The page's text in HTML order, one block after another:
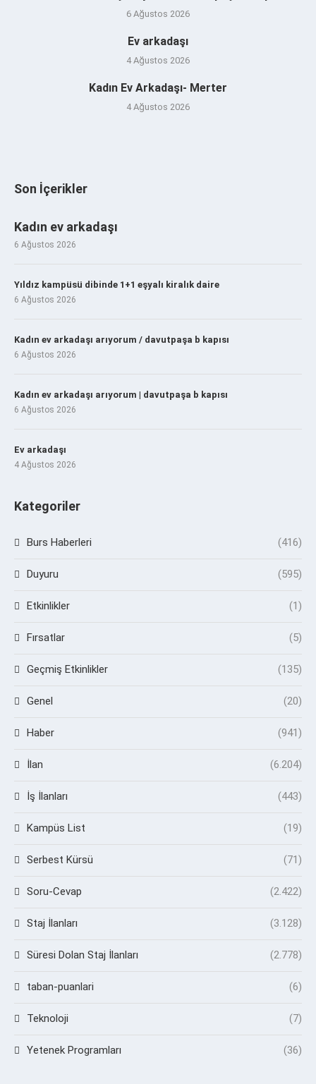
6 Ağustos 2026
Ev arkadaşı
4 Ağustos 2026
Kadın Ev Arkadaşı- Merter
4 Ağustos 2026
Son İçerikler
Kadın ev arkadaşı
6 Ağustos 2026
Yıldız kampüsü dibinde 1+1 eşyalı kiralık daire
6 Ağustos 2026
Kadın ev arkadaşı arıyorum / davutpaşa b kapısı
6 Ağustos 2026
Kadın ev arkadaşı arıyorum | davutpaşa b kapısı
6 Ağustos 2026
Ev arkadaşı
4 Ağustos 2026
Kategoriler
Burs Haberleri (416)
Duyuru (595)
Etkinlikler (1)
Fırsatlar (5)
Geçmiş Etkinlikler (135)
Genel (20)
Haber (941)
İlan (6.204)
İş İlanları (443)
Kampüs List (19)
Serbest Kürsü (71)
Soru-Cevap (2.422)
Staj İlanları (3.128)
Süresi Dolan Staj İlanları (2.778)
taban-puanlari (6)
Teknoloji (7)
Yetenek Programları (36)